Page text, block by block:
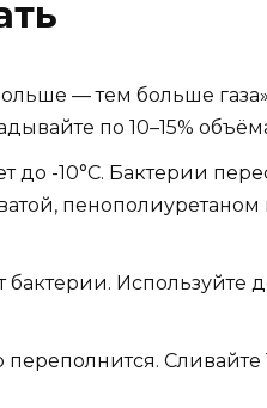
— тем больше
по 10–15%
-10°C. Бактерии
бактерии.